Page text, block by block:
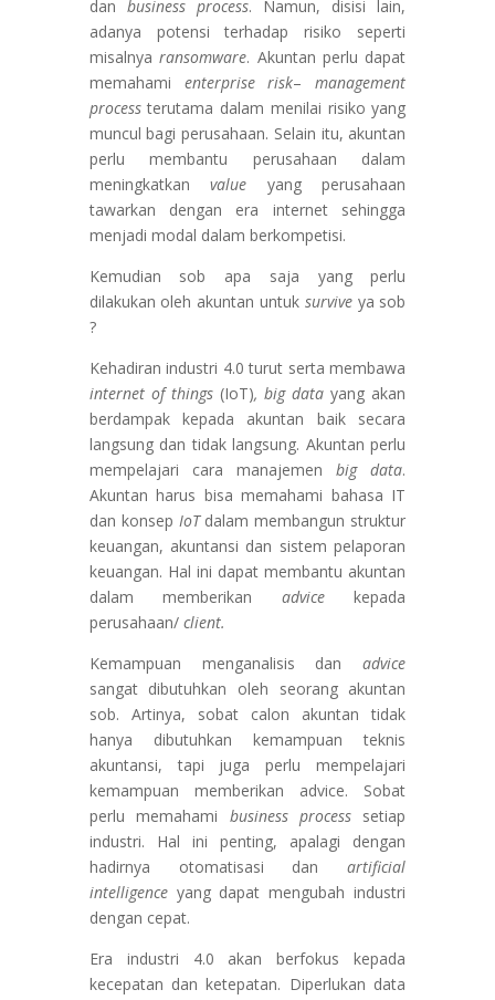
dan business process. Namun, disisi lain,
adanya potensi terhadap risiko seperti
misalnyaransomware. Akuntan perlu dapat
memahami enterprise risk–management
processterutama dalam menilai risiko yang
muncul bagi perusahaan. Selain itu, akuntan
perlu membantu perusahaan dalam
meningkatkanvalue yang perusahaan
tawarkan dengan era internet sehingga
menjadi modal dalam berkompetisi.
Kemudian sob apa saja yang perlu
dilakukan oleh akuntan untuk surviveya sob
?
Kehadiran industri 4.0 turut serta membawa
internet of things(IoT), big data yang akan
berdampak kepada akuntan baik secara
langsung dan tidak langsung. Akuntan perlu
mempelajari cara manajemenbig data.
Akuntan harus bisa memahami bahasa IT
dan konsep IoT dalam membangun struktur
keuangan, akuntansi dan sistem pelaporan
keuangan. Hal ini dapat membantu akuntan
dalam memberikan advicekepada
perusahaan/ client.
Kemampuan menganalisis danadvice
sangat dibutuhkan oleh seorang akuntan
sob. Artinya, sobat calon akuntan tidak
hanya dibutuhkan kemampuan teknis
akuntansi, tapi juga perlu mempelajari
kemampuan memberikan advice. Sobat
perlu memahami business process setiap
industri. Hal ini penting, apalagi dengan
hadirnya otomatisasi danartificial
intelligenceyang dapat mengubah industri
dengan cepat.
Era industri 4.0 akan berfokus kepada
kecepatan dan ketepatan. Diperlukan data